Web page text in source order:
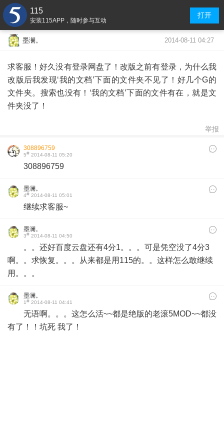
115
安装115APP，随时参与互动
打开
墨澜。 2014-08-11 04:27
求客服！好久没有登录网盘了！改版之前有登录，为什么我
改版后我发现‘我的文档’下面的文件夹不见了！好几个G的
文件夹。搜索也没有！‘我的文档’下面的文件有在，就是文
件夹没了！
举报
308896759
5# 2014-08-11 05:20
308896759
墨澜。
4# 2014-08-11 05:01
继续求客服~
墨澜。
3# 2014-08-11 04:50
。。还好百度云盘还有4分1。。。可是凭空没了4分3
啊。。求恢复。。。从来都是用115的。。这样怎么敢继续
用。。。
墨澜。
1# 2014-08-11 04:41
无语啊。。。这怎么活~~都是绝版的老滚5MOD~~都没
有了！！坑死 我了！